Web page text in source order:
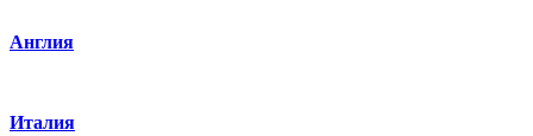
Англия
Италия